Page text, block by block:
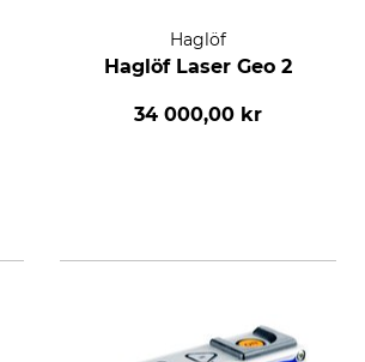
Haglöf
Haglöf Laser Geo 2
34 000,00 kr